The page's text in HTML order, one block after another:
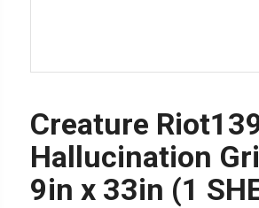
Creature
Hallucination
9in x 33in (1